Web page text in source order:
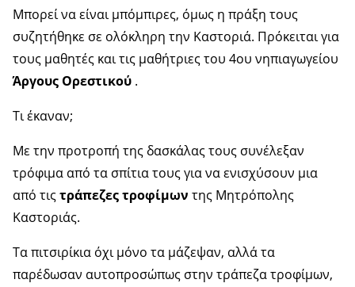
Μπορεί να είναι μπόμπιρες, όμως η πράξη τους
συζητήθηκε σε ολόκληρη την Καστοριά. Πρόκειται για
τους μαθητές και τις μαθήτριες του 4ου νηπιαγωγείου
Άργους Ορεστικού .
Τι έκαναν;
Με την προτροπή της δασκάλας τους συνέλεξαν
τρόφιμα από τα σπίτια τους για να ενισχύσουν μια
από τιςτράπεζες τροφίμων της Μητρόπολης
Καστοριάς.
Τα πιτσιρίκια όχι μόνο τα μάζεψαν, αλλά τα
παρέδωσαν αυτοπροσώπως στην τράπεζα τροφίμων,